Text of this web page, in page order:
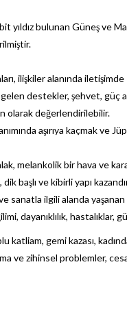
yıldız bulunan Güneş ve
ilişkiler alanında
destekler, şehvet, güç
olarak değerlendirilebilir.
aşırıya kaçmak ve
melankolik bir hava ve
başlı ve kibirli yapı
ilgili alanda yaşanan
dayanıklılık, hastalıklar,
gemi kazası,
ve zihinsel problemler,